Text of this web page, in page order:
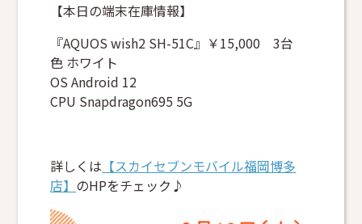
【本日の端末在庫情報】
『AQUOS wish2 SH-51C』￥15,000 3台
色 ホワイト
OS Android 12
CPU Snapdragon695 5G
詳しくは 【スカイセブンモバイル福岡博多
店】 のHPをチェック♪